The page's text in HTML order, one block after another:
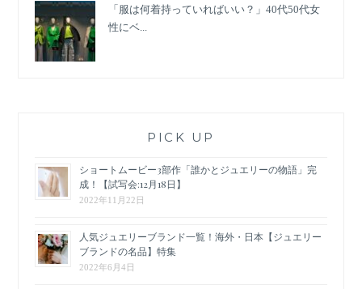
「服は何着持っていればいい？」40代50代女
性にベ...
PICK UP
ショートムービー3部作「誰かとジュエリーの物語」完
成！【試写会:12月18日】
2022年11月22日
人気ジュエリーブランド一覧！海外・日本【ジュエリー
ブランドの名品】特集
2022年6月4日